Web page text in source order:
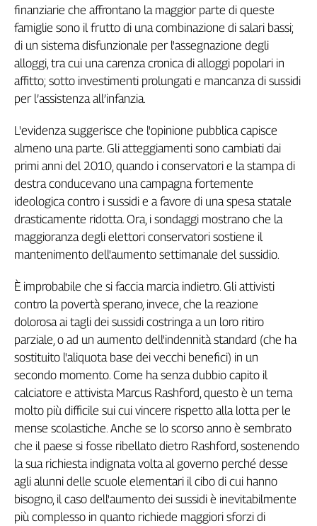
finanziarie che affrontano la maggior parte di queste
famiglie sono il frutto di una combinazione di salari bassi;
di un sistema disfunzionale per l'assegnazione degli
alloggi, tra cui una carenza cronica di alloggi popolari in
affitto; sotto investimenti prolungati e mancanza di sussidi
per l’assistenza all’infanzia.
L'evidenza suggerisce che l'opinione pubblica capisce
almeno una parte. Gli atteggiamenti sono cambiati dai
primi anni del 2010, quando i conservatori e la stampa di
destra conducevano una campagna fortemente
ideologica contro i sussidi e a favore di una spesa statale
drasticamente ridotta. Ora, i sondaggi mostrano che la
maggioranza degli elettori conservatori sostiene il
mantenimento dell'aumento settimanale del sussidio.
È improbabile che si faccia marcia indietro. Gli attivisti
contro la povertà sperano, invece, che la reazione
dolorosa ai tagli dei sussidi costringa a un loro ritiro
parziale, o ad un aumento dell'indennità standard (che ha
sostituito l'aliquota base dei vecchi benefici) in un
secondo momento. Come ha senza dubbio capito il
calciatore e attivista Marcus Rashford, questo è un tema
molto più difficile sui cui vincere rispetto alla lotta per le
mense scolastiche. Anche se lo scorso anno è sembrato
che il paese si fosse ribellato dietro Rashford, sostenendo
la sua richiesta indignata volta al governo perché desse
agli alunni delle scuole elementari il cibo di cui hanno
bisogno, il caso dell'aumento dei sussidi è inevitabilmente
più complesso in quanto richiede maggiori sforzi di